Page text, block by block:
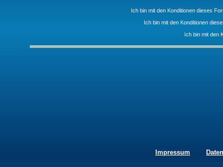
Ich bin mit den Konditionen dieses
Ich bin mit den Konditionen
Ich bin mit den
Impressum